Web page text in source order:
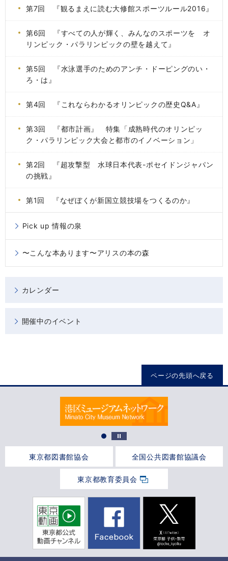
第7回 『観るまえに読む大修館スポーツルール2016』
第6回 『すべての人が輝く、みんなのスポーツを オ
リンピック・パラリンピックの壁を越えて』
第5回 『水泳選手のためのアンチ・ドーピングのい・
ろ・は』
第4回 『これならわかるオリンピックの歴史Q&A』
第3回 『都市計画』 特集「成熟時代のオリンピッ
ク・パラリンピック大会と都市のイノベーション」
第2回 『超攻撃型 水球日本代表-ポセイドンジャパン
の挑戦』
第1回 『なぜぼくが新国立競技場をつくるのか』
Pick up 情報の泉
〜こんな本あります〜アリスの本の森
カレンダー
開催中のイベント
ページの先頭へ戻る
東京都図書館協会 全国公共図書館協議会
東京都教育委員会